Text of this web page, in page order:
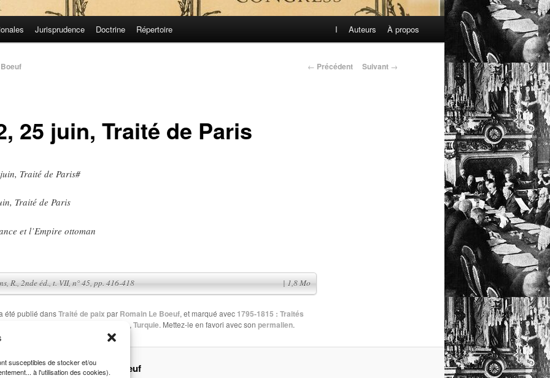
susceptibles de stocker et/ou
à l'utilisation des cookies).
Jurisprudence Doctrine Répertoire I Auteurs À propos
Navigation
← Précédent Suivant →
25 juin, Traité de Paris
Traité de Paris#
Traité de Paris
et l’Empire ottoman
été publié dansTraité de paix par Romain Le Boeuf, et marqué avec 1795-1815 : Traités
, Turquie. Mettez-le en favori avec son permalien.
A propos Romain Le Boeuf